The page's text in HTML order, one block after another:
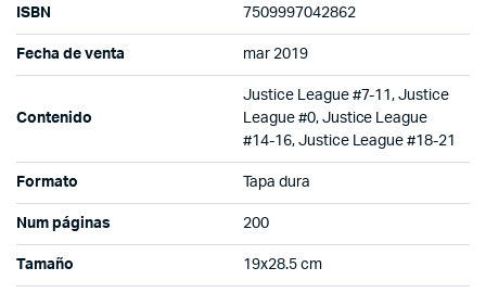
ISBN 7509997042862
Fecha de venta mar 2019
Contenido
Justice League #7-11, Justice
League #0, Justice League
#14-16, Justice League #18-21
Formato Tapa dura
Num páginas 200
Tamaño 19x28.5 cm